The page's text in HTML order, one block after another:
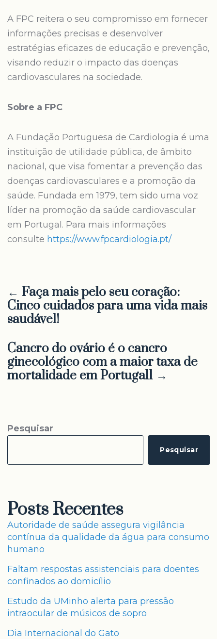
A FPC reitera o seu compromisso em fornecer
informações precisas e desenvolver
estratégias eficazes de educação e prevenção,
visando reduzir o impacto das doenças
cardiovasculares na sociedade.
Sobre a FPC
A Fundação Portuguesa de Cardiologia é uma
instituição de utilidade pública, de âmbito
nacional, que visa fomentar a prevenção das
doenças cardiovasculares e a promoção da
saúde. Fundada em 1979, tem sido uma voz
líder na promoção da saúde cardiovascular
em Portugal. Para mais informações
consulte https://www.fpcardiologia.pt/
← Faça mais pelo seu coração:
Cinco cuidados para uma vida mais
saudável!
Cancro do ovário é o cancro
ginecológico com a maior taxa de
mortalidade em Portugal1 →
Pesquisar
Pesquisar
Posts Recentes
Autoridade de saúde assegura vigilância
contínua da qualidade da água para consumo
humano
Faltam respostas assistenciais para doentes
confinados ao domicílio
Estudo da UMinho alerta para pressão
intraocular de músicos de sopro
Dia Internacional do Gato